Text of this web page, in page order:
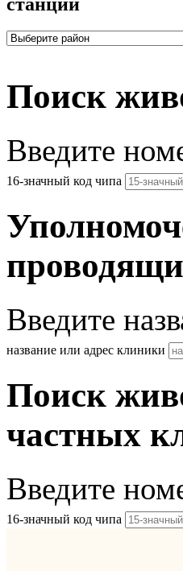
Поиск
Введите
16-значный код чипа
Введите
название или адрес клиники
Поиск
частных
Введите
16-значный код чипа